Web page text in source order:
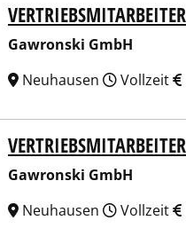
Gawronski GmbH
Neuhausen
Vollzeit
Gawronski GmbH
Neuhausen
Vollzeit